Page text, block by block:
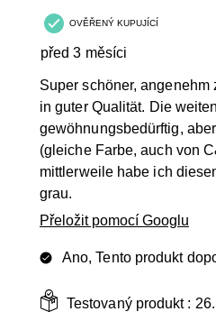
OVĚŘENÝ KUPUJÍCÍ
před 3 měsíci
Super schöner,
in guter Qualität. Die
gewöhnungsbedürftig,
(gleiche Farbe, auch von
mittlerweile habe ich
grau.
Přeložit pomocí Googlu
Ano, Tento produkt
Testovaný produkt :